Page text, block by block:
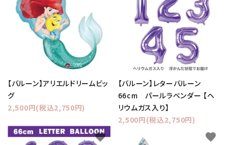
【バルーン】アリエルドリームビッ
グ
2,500円(税込2,750円)
【バルーン】レターバルーン
66cm パールラベンダー 【ヘ
リウムガス入り】
2,500円(税込2,750円)
favorite favorite